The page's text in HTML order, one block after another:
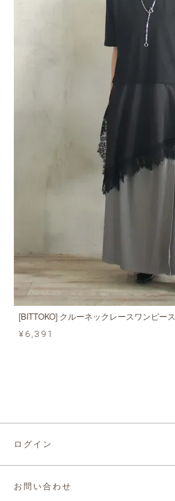
[BITTOKO] クルーネックレースワンピース
¥6,391
ログイン
お問い合わせ